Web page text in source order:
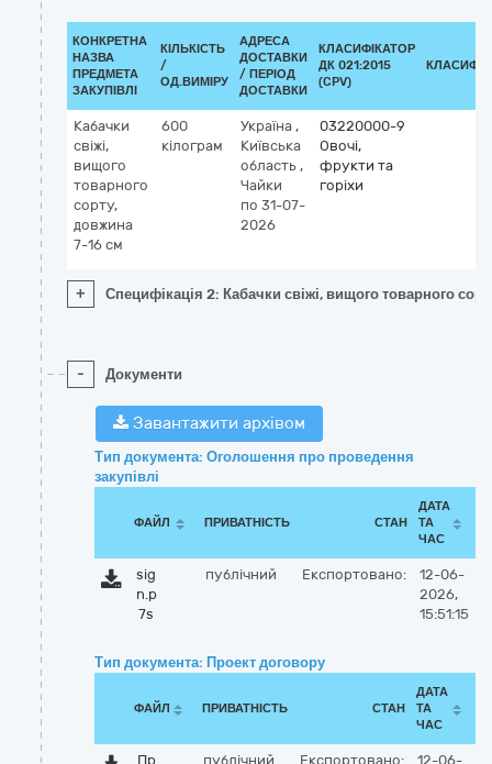
КОНКРЕТНА
НАЗВА
ПРЕДМЕТА
ЗАКУПІВЛІ
КІЛЬКІСТЬ
/
ОД.ВИМІРУ
АДРЕСА
ДОСТАВКИ
/ ПЕРІОД
ДОСТАВКИ
КЛАСИФІКАТОР
ДК 021:2015
(CPV)
Кабачки
свіжі,
вищого
товарного
сорту,
довжина
7-16 см
600
кілограм
Україна ,
Київська
область ,
Чайки
по 31-07-
2026
03220000-9
Овочі,
фрукти та
горіхи
+ Специфікація 2: Кабачки свіжі, вищого товарного
- Документи
Завантажити архівом
Тип документа: Оголошення про проведення
закупівлі
ФАЙЛ ПРИВАТНІСТЬ СТАН
ДАТА
ТА
ЧАС
sig
n.p
7s
публічний Експортовано:
12-06-
2026,
15:51:15
Тип документа: Проект договору
ФАЙЛ ПРИВАТНІСТЬ СТАН
ДАТА
ТА
ЧАС
Пр публічний Експортовано: 12-06-